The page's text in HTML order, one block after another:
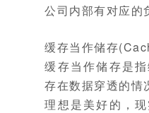
公司内部有对应的
缓存当作储存
缓存当作储存是
存在数据穿透的情
理想是美好的，